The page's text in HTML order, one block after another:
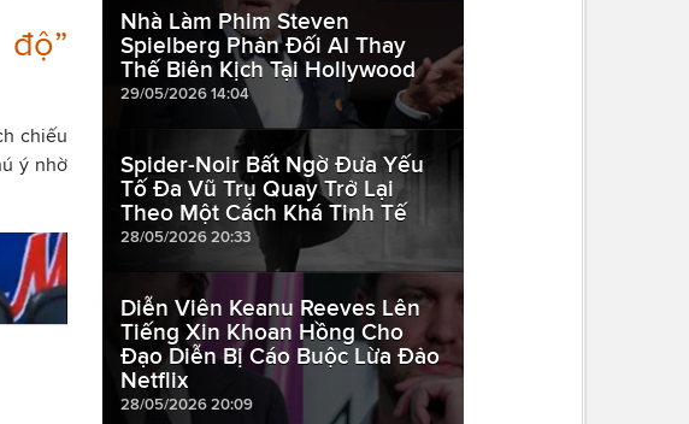
chiếu
ý nhờ
Nhà Làm Phim Steven
Spielberg Phản Đối AI Thay
Thế Biên Kịch Tại Hollywood
29/05/2026 14:04
Spider-Noir Bất Ngờ Đưa Yếu
Tố Đa Vũ Trụ Quay Trở Lại
Theo Một Cách Khá Tinh Tế
28/05/2026 20:33
Diễn Viên Keanu Reeves Lên
Tiếng Xin Khoan Hồng Cho
Đạo Diễn Bị Cáo Buộc Lừa Đảo
Netflix
28/05/2026 20:09